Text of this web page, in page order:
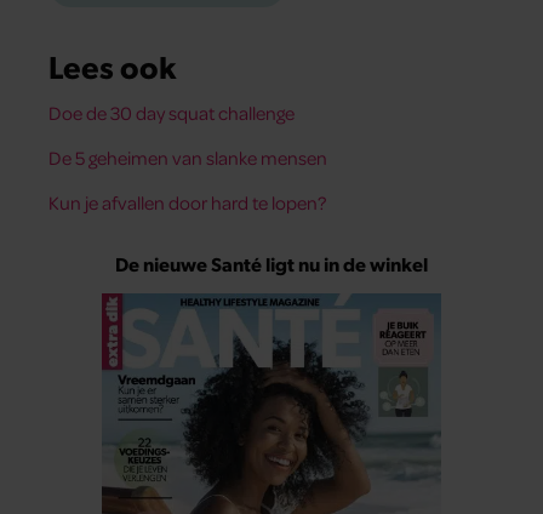
Lees ook
Doe de 30 day squat challenge
De 5 geheimen van slanke mensen
Kun je afvallen door hard te lopen?
De nieuwe Santé ligt nu in de winkel